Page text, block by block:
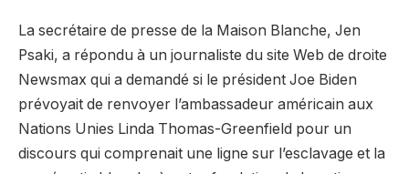
La secrétaire de presse de la Maison Blanche, Jen
Psaki, a répondu à un journaliste du site Web de droite
Newsmax qui a demandé si le président Joe Biden
prévoyait de renvoyer l’ambassadeur américain aux
Nations Unies Linda Thomas-Greenfield pour un
discours qui comprenait une ligne sur l’esclavage et la